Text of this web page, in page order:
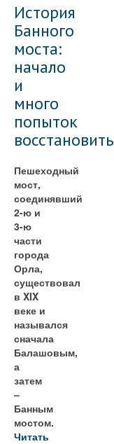
История
Банного
моста:
начало
и
много
попыток
восстановить
Пешеходный
мост,
соединявший
2-ю и
3-ю
части
города
Орла,
существовал
в XIX
веке и
назывался
сначала
Балашовым,
а
затем
–
Банным
мостом.
Читать